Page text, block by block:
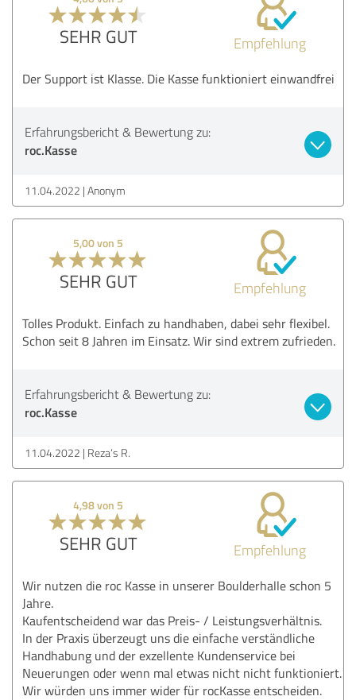
SEHR GUT Empfehlung
Der Support ist Klasse. Die Kasse funktioniert einwandfrei
Erfahrungsbericht & Bewertung zu:
roc.Kasse
11.04.2022 Anonym
5,00 von 5
SEHR GUT Empfehlung
Tolles Produkt. Einfach zu handhaben, dabei sehr flexibel.
Schon seit 8 Jahren im Einsatz. Wir sind extrem zufrieden.
Erfahrungsbericht & Bewertung zu:
roc.Kasse
11.04.2022 Reza‘s R.
4,98 von 5
SEHR GUT Empfehlung
Wir nutzen die roc Kasse in unserer Boulderhalle schon 5
Jahre.
Kaufentscheidend war das Preis- / Leistungsverhältnis.
In der Praxis überzeugt uns die einfache verständliche
Handhabung und der exzellente Kundenservice bei
Neuerungen oder wenn mal etwas nicht nicht funktioniert.
Wir würden uns immer wider für rocKasse entscheiden.